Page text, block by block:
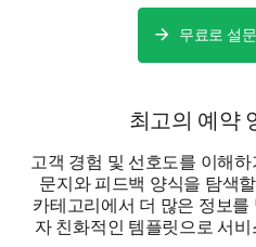
약속에 대한 사전 알림을
전반적인 만족도
여러분의 전반적인 만족도는
중요합니다.
1에서 10까지의 척도로
무료로 설
최고의 예약
고객 경험 및 선호도를 이해
문지와 피드백 양식을 탐색
카테고리에서 더 많은 정보
자 친화적인 템플릿으로 서